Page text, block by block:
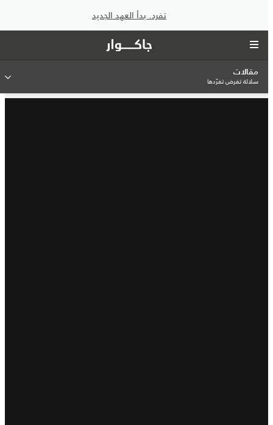
تفرد. بدأ العهد الجديد
مقالات
سلالة تفرض تفرّدها